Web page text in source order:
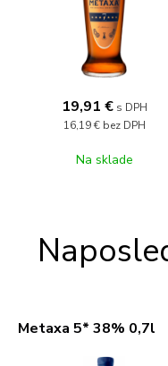
19,91 € s DPH
16,19 € bez DPH
Na sklade
Metaxa 5* 38% 0,7l